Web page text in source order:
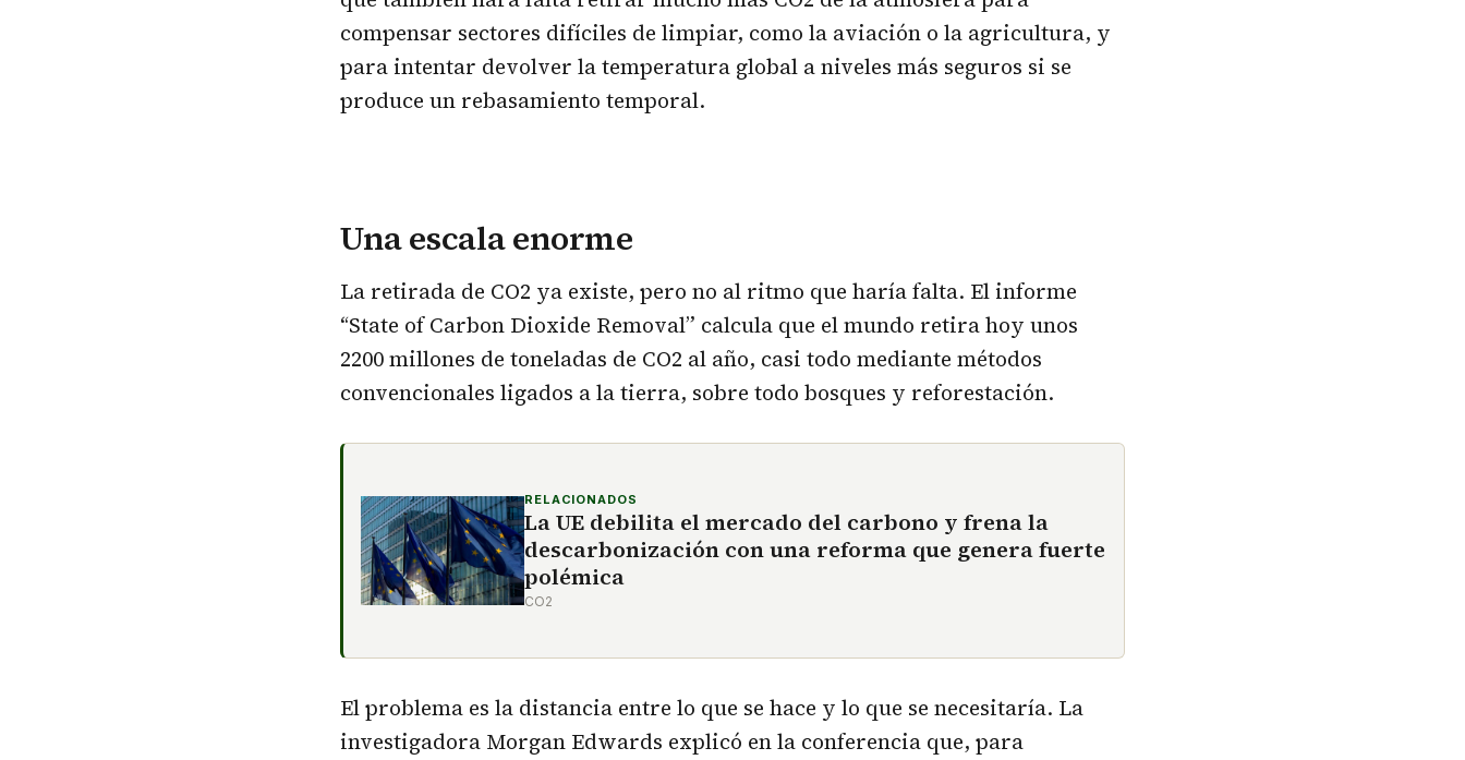
compensar sectores difíciles de limpiar, como la aviación o la agricultura, y
para intentar devolver la temperatura global a niveles más seguros si se
produce un rebasamiento temporal.
Una escala enorme
La retirada de CO2 ya existe, pero no al ritmo que haría falta. El informe
“State of Carbon Dioxide Removal” calcula que el mundo retira hoy unos
2200 millones de toneladas de CO2 al año, casi todo mediante métodos
convencionales ligados a la tierra, sobre todo bosques y reforestación.
RELACIONADOS
La UE debilita el mercado del carbono y frena la
descarbonización con una reforma que genera fuerte
polémica
CO2
El problema es la distancia entre lo que se hace y lo que se necesitaría. La
investigadora Morgan Edwards explicó en la conferencia que, para